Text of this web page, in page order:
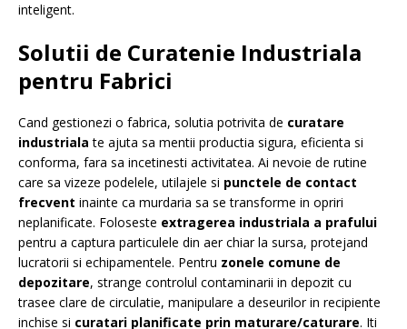
inteligent.
Solutii de Curatenie Industriala
pentru Fabrici
Cand gestionezi o fabrica, solutia potrivita de curatare
industriala te ajuta sa mentii productia sigura, eficienta si
conforma, fara sa incetinesti activitatea. Ai nevoie de rutine
care sa vizeze podelele, utilajele si punctele de contact
frecvent inainte ca murdaria sa se transforme in opriri
neplanificate. Foloseste extragerea industriala a prafului
pentru a captura particulele din aer chiar la sursa, protejand
lucratorii si echipamentele. Pentru zonele comune de
depozitare, strange controlul contaminarii in depozit cu
trasee clare de circulatie, manipulare a deseurilor in recipiente
inchise si curatari planificate prin maturare/caturare. Iti